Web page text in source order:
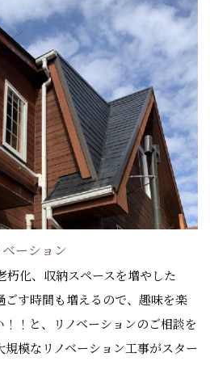
ーション
朽化、収納スペースを増やした
す時間も増えるので、趣味を楽
！と、リノベーションのご相談を
模なリノベーション工事がスター